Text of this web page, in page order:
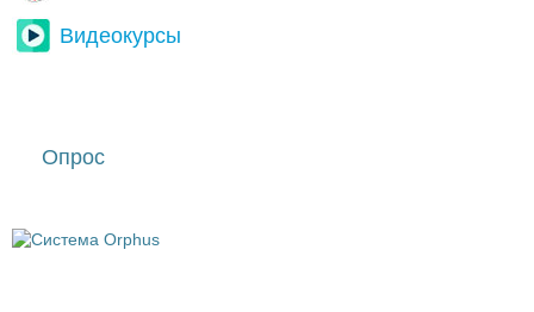
Видеокурсы
Опрос